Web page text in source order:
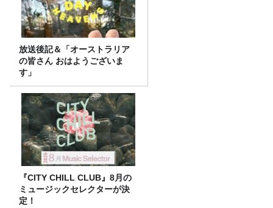
放送後記＆「オーストラリア
の皆さん おはようございま
す」
『CITY CHILL CLUB』8月の
ミュージックセレクターが決
定！